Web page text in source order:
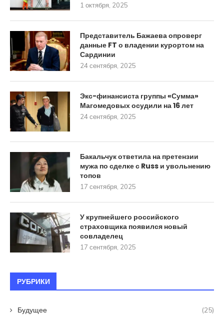
1 октября, 2025
Представитель Бажаева опроверг
данные FT о владении курортом на
Сардинии
24 сентября, 2025
Экс-финансиста группы «Сумма»
Магомедовых осудили на 16 лет
24 сентября, 2025
Бакальчук ответила на претензии
мужа по сделке с Russ и увольнению
топов
17 сентября, 2025
У крупнейшего российского
страховщика появился новый
совладелец
17 сентября, 2025
РУБРИКИ
Будущее (25)